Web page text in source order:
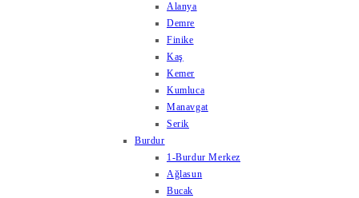
Alanya
Demre
Finike
Kaş
Kemer
Kumluca
Manavgat
Serik
Burdur
1-Burdur Merkez
Ağlasun
Bucak